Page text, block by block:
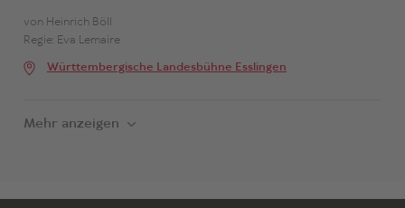
von Heinrich Böll
Regie: Eva Lemaire
Württembergische Landesbühne Esslingen
Mehr anzeigen